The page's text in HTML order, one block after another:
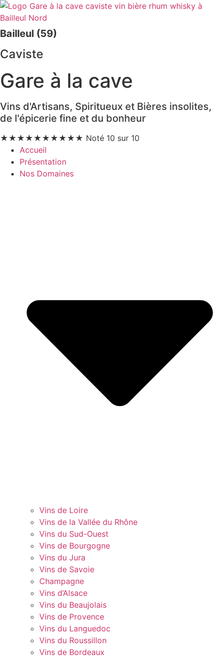
Bailleul (59)
Caviste
Gare à la cave
Vins d'Artisans, Spiritueux et Bières insolites,
de l'épicerie fine et du bonheur
★ ★ ★ ★ ★ ★ ★ ★ ★ ★ Noté 10 sur 10
Accueil
Présentation
Nos Domaines
Vins de Loire
Vins de la Vallée du Rhône
Vins du Sud-Ouest
Vins de Bourgogne
Vins du Jura
Vins de Savoie
Champagne
Vins d’Alsace
Vins du Beaujolais
Vins de Provence
Vins du Languedoc
Vins du Roussillon
Vins de Bordeaux